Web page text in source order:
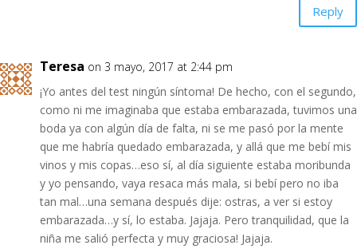
Reply
Teresa on 3 mayo, 2017 at 2:44 pm
¡Yo antes del test ningún síntoma! De hecho, con el segundo,
como ni me imaginaba que estaba embarazada, tuvimos una
boda ya con algún día de falta, ni se me pasó por la mente
que me habría quedado embarazada, y allá que me bebí mis
vinos y mis copas…eso sí, al día siguiente estaba moribunda
y yo pensando, vaya resaca más mala, si bebí pero no iba
tan mal…una semana después dije: ostras, a ver si estoy
embarazada…y sí, lo estaba. Jajaja. Pero tranquilidad, que la
niña me salió perfecta y muy graciosa! Jajaja.